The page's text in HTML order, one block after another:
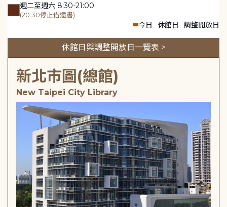
週二至週六 8:30-21:00
(20:30停止借還書)
今日 休館日 調整開放日
休館日與調整開放日一覽表 >
新北市圖(總館)
New Taipei City Library